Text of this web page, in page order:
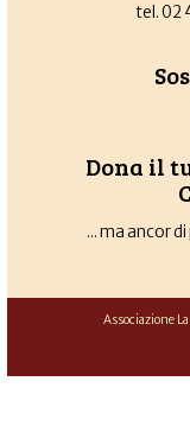
tel. 02
Dona il
... ma ancor di
Associazione